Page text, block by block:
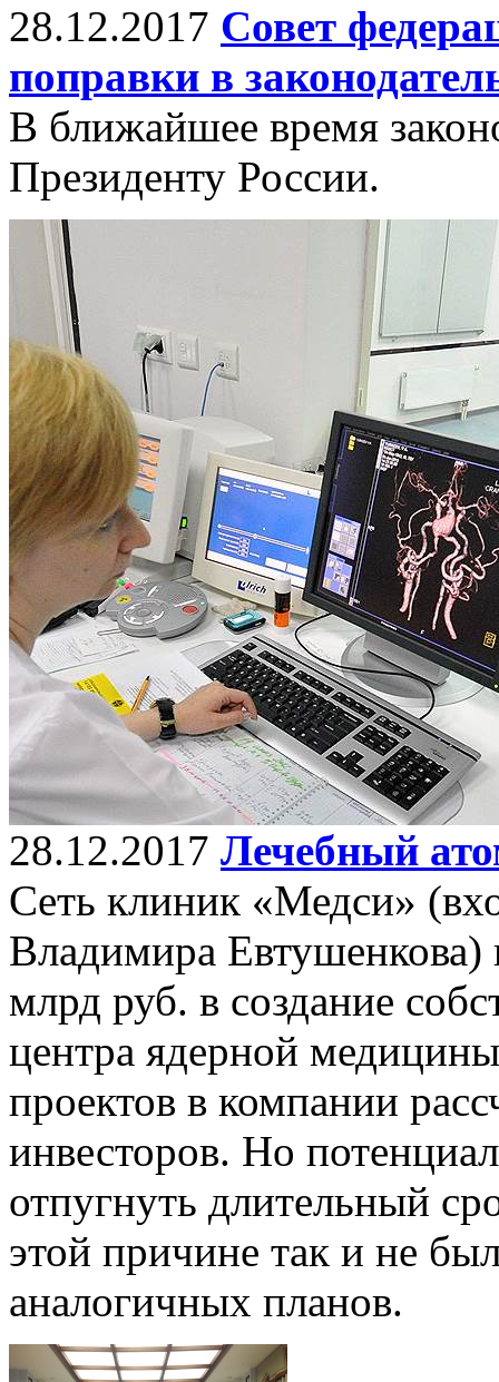
28.12.2017 Совет
поправки в
В ближайшее время
Президенту России.
28.12.2017 Лечебный
Сеть клиник «Медси»
Владимира Евтушенкова)
млрд руб. в создание
центра ядерной
проектов в компании
инвесторов. Но
отпугнуть длительный
этой причине так и не
аналогичных планов.